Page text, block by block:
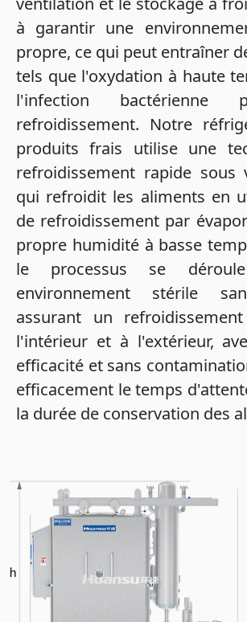
à garantir une
propre, ce qui peut entraîner
tels que l'oxydation à haute
l'infection bactérienne
refroidissement. Notre
produits frais utilise une
refroidissement rapide sous
qui refroidit les aliments en
de refroidissement par
propre humidité à basse
le processus se
environnement stérile
assurant un
l'intérieur et à l'extérieur,
efficacité et sans
efficacement le temps
la durée de conservation des